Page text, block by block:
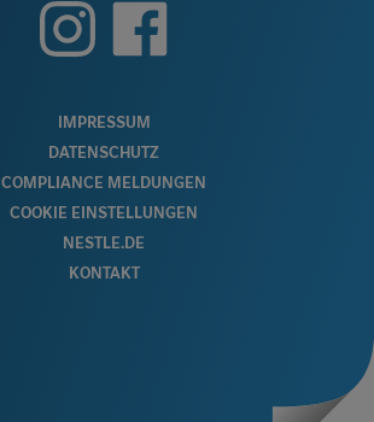
IMPRESSUM
DATENSCHUTZ
COMPLIANCE MELDUNGEN
COOKIE EINSTELLUNGEN
NESTLE.DE
KONTAKT